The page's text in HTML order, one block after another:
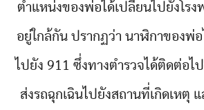
ตำแหน่งของพ่อได้เปลี่ยนไปยังโรง
อยู่ใกล้กัน ปรากฏว่า นาฬิกาของพ่อ
ไปยัง 911 ซึ่งทางตำรวจได้ติดต่อไ
ส่งรถฉุกเฉินไปยังสถานที่เกิดเหตุ